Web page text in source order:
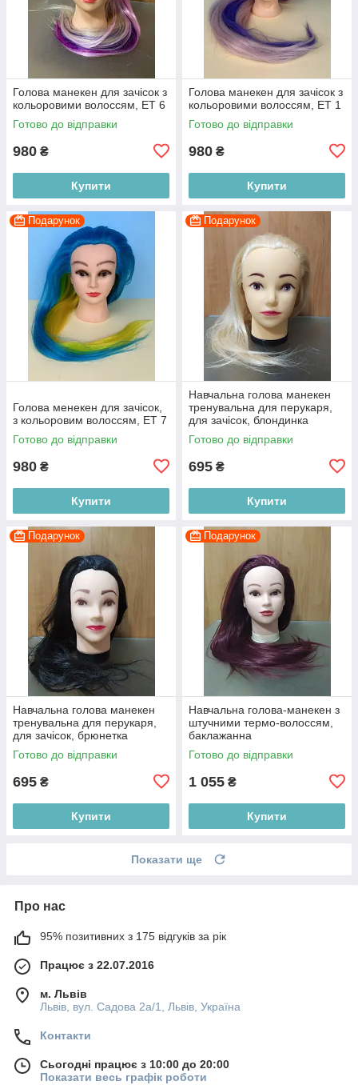
Голова манекен для зачісок з
кольоровими волоссям, ET 6
Готово до відправки
980 ₴
Купити
Голова манекен для зачісок з
кольоровими волоссям, ET 1
Готово до відправки
980 ₴
Купити
Подарунок
Голова менекен для зачісок,
з кольоровим волоссям, ET 7
Готово до відправки
980 ₴
Купити
Подарунок
Навчальна голова манекен
тренувальна для перукаря,
для зачісок, блондинка
Готово до відправки
695 ₴
Купити
Подарунок
Навчальна голова манекен
тренувальна для перукаря,
для зачісок, брюнетка
Готово до відправки
695 ₴
Купити
Подарунок
Навчальна голова-манекен з
штучними термо-волоссям,
баклажанна
Готово до відправки
1 055 ₴
Купити
Показати ще
Про нас
95% позитивних з 175 відгуків за рік
Працює з 22.07.2016
м. Львів
Львів, вул. Садова 2а/1, Львів, Україна
Контакти
Сьогодні працює з 10:00 до 20:00
Показати весь графік роботи